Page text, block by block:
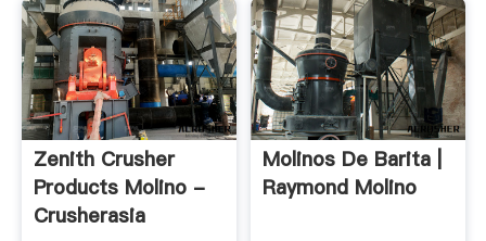
Zenith Crusher
Products Molino -
Crusherasia
Molinos De Barita |
Raymond Molino